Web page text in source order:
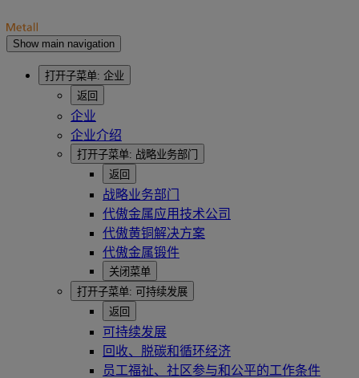
Show main navigation
打开子菜单: 企业
返回
企业
企业介绍
打开子菜单: 战略业务部门
返回
战略业务部门
代傲金属应用技术公司
代傲黄铜解决方案
代傲金属锻件
关闭菜单
打开子菜单: 可持续发展
返回
可持续发展
回收、脱碳和循环经济
员工福祉、社区参与和公平的工作条件